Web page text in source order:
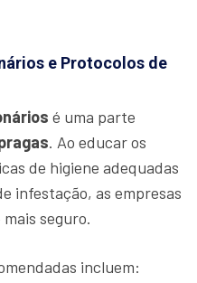
e Protocolos de
é uma parte
. Ao educar os
de higiene adequadas
infestação, as empresas
seguro.
incluem: